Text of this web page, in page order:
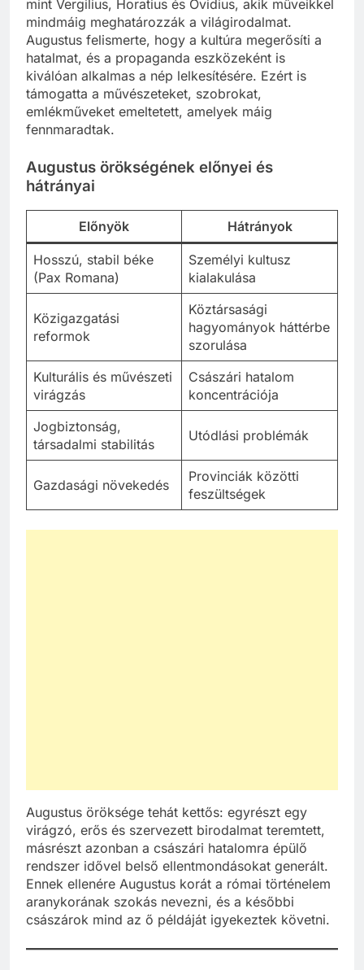
mint Vergilius, Horatius és Ovidius, akik műveikkel
mindmáig meghatározzák a világirodalmat.
Augustus felismerte, hogy a kultúra megerősíti a
hatalmat, és a propaganda eszközeként is
kiválóan alkalmas a nép lelkesítésére. Ezért is
támogatta a művészeteket, szobrokat,
emlékműveket emeltetett, amelyek máig
fennmaradtak.
Augustus örökségének előnyei és
hátrányai
Előnyök Hátrányok
Hosszú, stabil béke
(Pax Romana)
Személyi kultusz
kialakulása
Közigazgatási
reformok
Köztársasági
hagyományok háttérbe
szorulása
Kulturális és művészeti
virágzás
Császári hatalom
koncentrációja
Jogbiztonság,
társadalmi stabilitás
Utódlási problémák
Gazdasági növekedés
Provinciák közötti
feszültségek
Augustus öröksége tehát kettős: egyrészt egy
virágzó, erős és szervezett birodalmat teremtett,
másrészt azonban a császári hatalomra épülő
rendszer idővel belső ellentmondásokat generált.
Ennek ellenére Augustus korát a római történelem
aranykorának szokás nevezni, és a későbbi
császárok mind az ő példáját igyekeztek követni.